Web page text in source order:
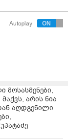
Autoplay
მოსასმენები,
არის ნია
აღდგენილი